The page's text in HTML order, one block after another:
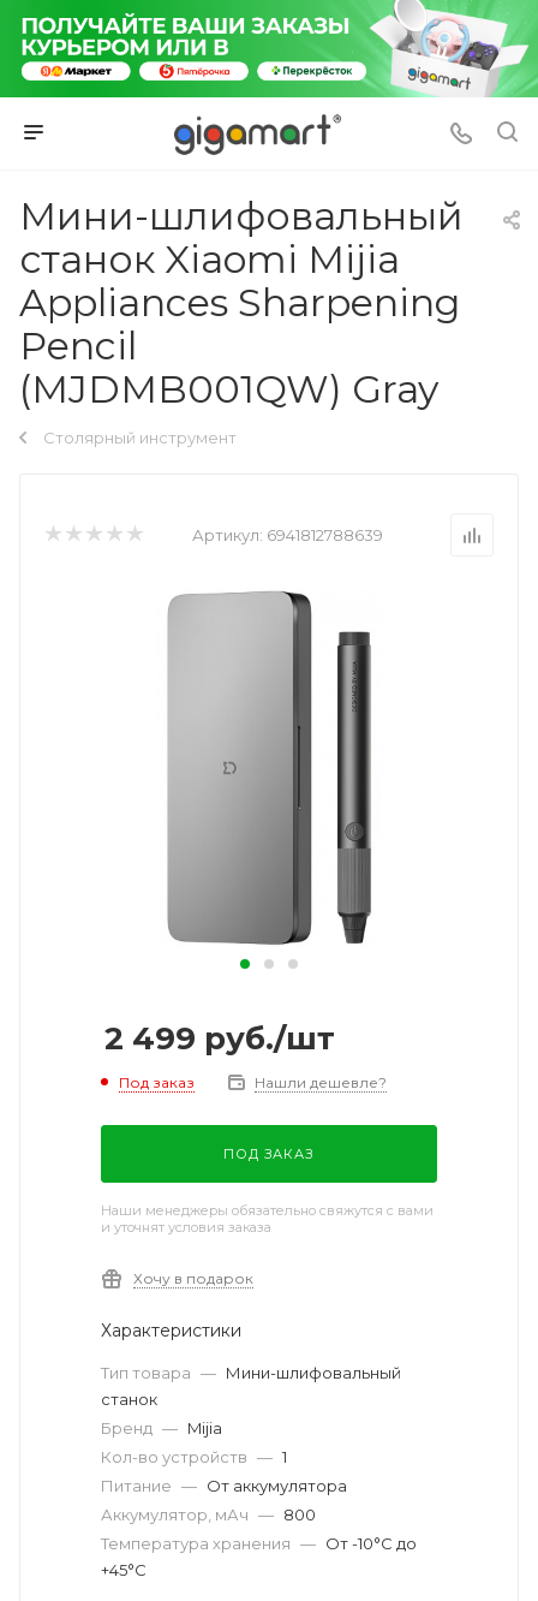
Мини-шлифовальный
станок Xiaomi Mijia
Appliances Sharpening
Pencil
(MJDMB001QW) Gray
Столярный инструмент
Артикул: 6941812788639
2 499 руб./шт
Под заказ Нашли дешевле?
ПОД ЗАКАЗ
Наши менеджеры обязательно свяжутся с вами
и уточнят условия заказа
Хочу в подарок
Характеристики
Тип товара — Мини-шлифовальный
станок
Бренд — Mijia
Кол-во устройств — 1
Питание — От аккумулятора
Аккумулятор, мАч — 800
Температура хранения — От -10°C до
+45°C